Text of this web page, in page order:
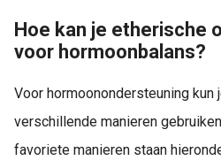
Hoe kan je etherische
voor hormoonbalans?
Voor hormoonondersteuning
verschillende manieren
favoriete manieren staan